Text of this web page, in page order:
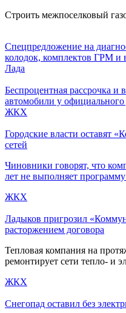
Строить межпоселковый
Спецпредложение на
колодок, комплектов ГРМ и
Лада
Беспроцентная рассрочка и
автомобили у
ЖКХ
Городские власти оставят
сетей
Чиновники говорят, что
лет не выполняет
ЖКХ
Ладыков пригрозил
расторжением договора
Тепловая компания на
ремонтирует сети тепло- и
ЖКХ
Снегопад оставил без